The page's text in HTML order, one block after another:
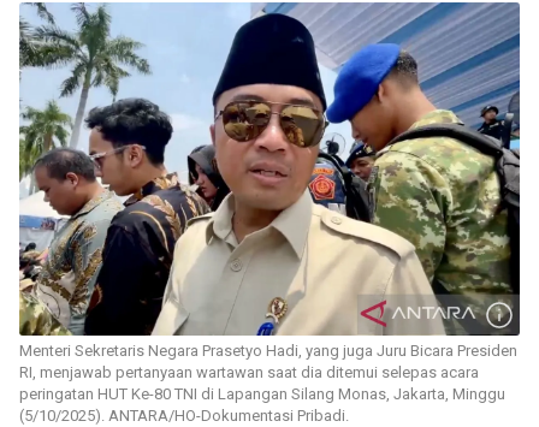
Menteri Sekretaris Negara Prasetyo Hadi, yang juga Juru Bicara Presiden
RI, menjawab pertanyaan wartawan saat dia ditemui selepas acara
peringatan HUT Ke-80 TNI di Lapangan Silang Monas, Jakarta, Minggu
(5/10/2025). ANTARA/HO-Dokumentasi Pribadi.